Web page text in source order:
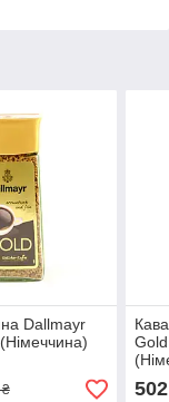
Dallmayr
502